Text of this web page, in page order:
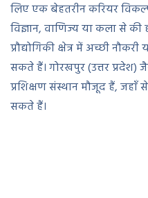
लिए एक बेहतरीन करियर
विज्ञान, वाणिज्य या कला से
प्रौद्योगिकी क्षेत्र में अच्छी
सकते हैं। गोरखपुर (उत्तर
प्रशिक्षण संस्थान मौजूद हैं, जहाँ
सकते हैं।